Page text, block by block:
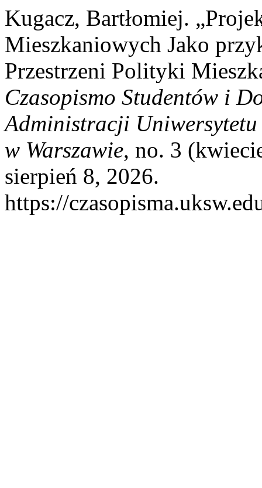
Kugacz, Bartłomiej.
Mieszkaniowych Jako
Przestrzeni Polityki
Czasopismo Studentów i
Administracji Uniwersytetu
w Warszawie, no. 3
sierpień 8, 2026.
https://